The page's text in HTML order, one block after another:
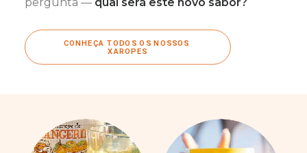
CONHEÇA TODOS OS NOSSOS
XAROPES